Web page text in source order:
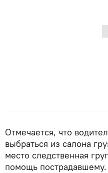
Отмечается, что
выбраться из салона
место следственная
помощь пострадавшему.